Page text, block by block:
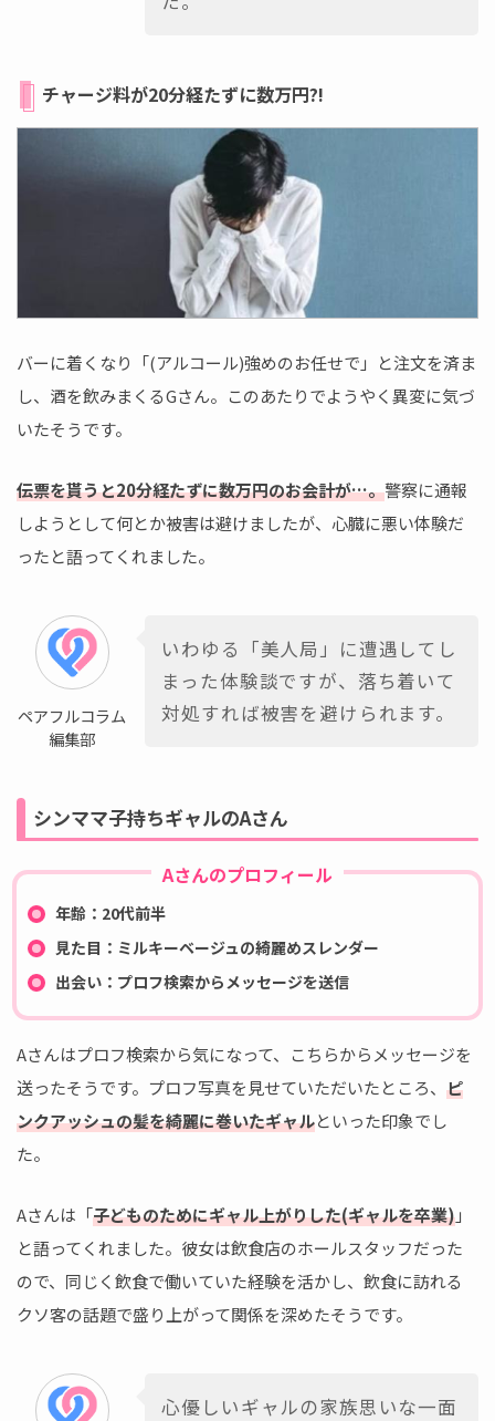
チャージ料が20分経たずに数万円?!
バーに着くなり「(アルコール)強めのお任せで」と注文を済ま
し、酒を飲みまくるGさん。このあたりでようやく異変に気づ
いたそうです。
伝票を貰うと20分経たずに数万円のお会計が…。警察に通報
しようとして何とか被害は避けましたが、心臓に悪い体験だ
ったと語ってくれました。
ペアフルコラム
編集部
いわゆる「美人局」に遭遇してし
まった体験談ですが、落ち着いて
対処すれば被害を避けられます。
シンママ子持ちギャルのAさん
Aさんのプロフィール
年齢：20代前半
見た目：ミルキーベージュの綺麗めスレンダー
出会い：プロフ検索からメッセージを送信
Aさんはプロフ検索から気になって、こちらからメッセージを
送ったそうです。プロフ写真を見せていただいたところ、 ピ
ンクアッシュの髪を綺麗に巻いたギャルといった印象でし
た。
Aさんは「子どものためにギャル上がりした(ギャルを卒業)」
と語ってくれました。彼女は飲食店のホールスタッフだった
ので、同じく飲食で働いていた経験を活かし、飲食に訪れる
クソ客の話題で盛り上がって関係を深めたそうです。
心優しいギャルの家族思いな一面